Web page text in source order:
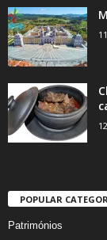
POPULAR
Patrimónios